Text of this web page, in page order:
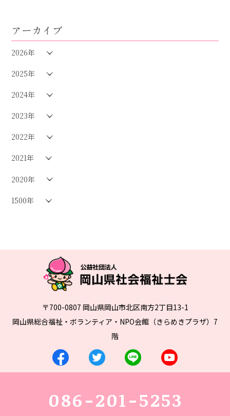
アーカイブ
2026年
2025年
2024年
2023年
2022年
2021年
2020年
1500年
〒700-0807 岡山県岡山市北区南方2丁目13-1
岡山県総合福祉・ボランティア・NPO会館（きらめきプラザ）7
階
086-201-5253